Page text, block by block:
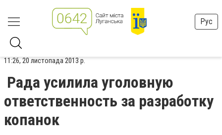
Рус
11:26, 20 листопада 2013 р.
Рада усилила уголовную
ответственность за разработку
копанок